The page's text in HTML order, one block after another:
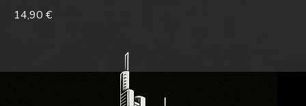
14,90 €